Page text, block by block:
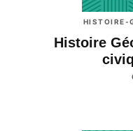
HISTOIRE-
Histoire